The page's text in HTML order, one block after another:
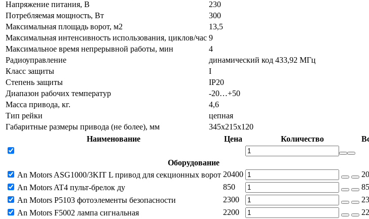
Напряжение питания, В
230
Потребляемая мощность, Вт
300
Максимальная площадь ворот, м2
13,5
Максимальная интенсивность использования, циклов/час 9
Максимальное время непрерывной работы, мин
4
Радиоуправление
динамический код 433,92 МГц
Класс защиты
I
Степень защиты
IP20
Диапазон рабочих температур
-20…+50
Масса привода, кг.
4,6
Тип рейки
цепная
Габаритные размеры привода (не более), мм
345х215х120
Наименование
Цена Количество
Оборудование
An Motors ASG1000/3KIT L привод для секционных ворот 20400
An Motors AT4 пульт-брелок ду
850
An Motors P5103 фотоэлементы безопасности
2300
An Motors F5002 лампа сигнальная
2200